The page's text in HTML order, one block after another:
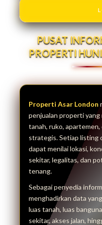
PUSAT
PROPERTI
Properti Asar London
penjualan properti yang
tanah, ruko,
strategis. Setiap listing
dapat menilai lokasi,
sekitar, legalitas, dan
tenang.
Sebagai penyedia
menghadirkan data
luas tanah, luas
sekitar, akses jalan,